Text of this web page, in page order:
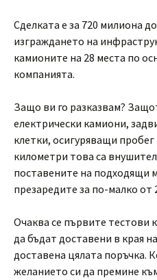
Сделката е за 720 милиона
изграждането на
камионите на 28 места по
компанията.
Защо ви го разказвам?
електрически камиони,
клетки, осигуряващи
километри това са
поставените на подходящи
презаредите за по-малко от
Очаква се първите тестови
да бъдат доставени в края
доставена цялата поръчка.
желанието си да премине